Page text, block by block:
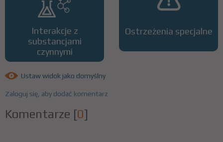
Interakcje z
substancjami
czynnymi
Ostrzeżenia specjalne
Ustaw widok jako domyślny
Zaloguj się, aby dodać komentarz
Komentarze [0]